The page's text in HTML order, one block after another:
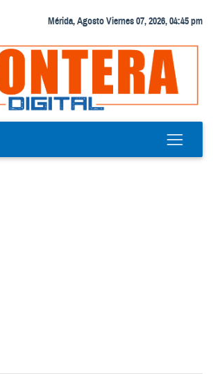
Mérida, Agosto Viernes 07, 2026, 04:45 pm